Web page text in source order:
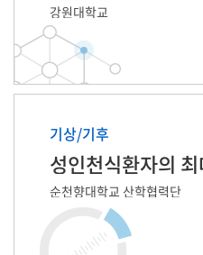
강원대학교
기상/기후
순천향대학교 산학협력단